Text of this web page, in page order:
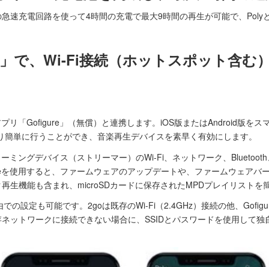
速充電回路を使って4時間の充電で最大9時間の再生が可能で、
で、Wi-Fi接続（ホットスポット含む
リ「Gofigure」（無償）と連携します。iOS版またはAndroid版をス
単に行うことができ、音楽再生デバイスを素早く有効にします。
ミングデバイス（ストリーマー）のWi-Fi、ネットワーク、
使用すると、ファームウェアのアップデートや、ファームウェアバ
生機能も含まれ、microSDカードに保存されたMPDプレイリストを
の設定も可能です。2goは既存のWi-Fi（2.4GHz）接続の他、
ットワークに接続できない場合に、SSIDとパスワードを使用して